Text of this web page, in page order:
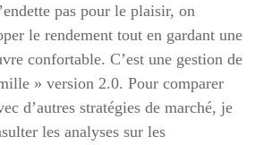
pas pour le plaisir, on
le rendement tout en gardant une
confortable. C’est une gestion de
» version 2.0. Pour comparer
d’autres stratégies de marché, je
les analyses sur les